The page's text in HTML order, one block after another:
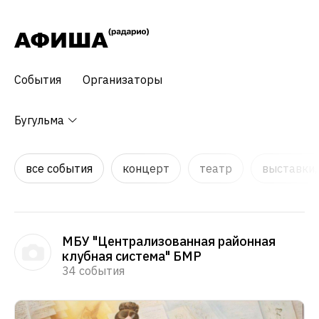
События Организаторы
Бугульма
все события концерт театр
МБУ "Централизованная районная
клубная система" БМР
34 события